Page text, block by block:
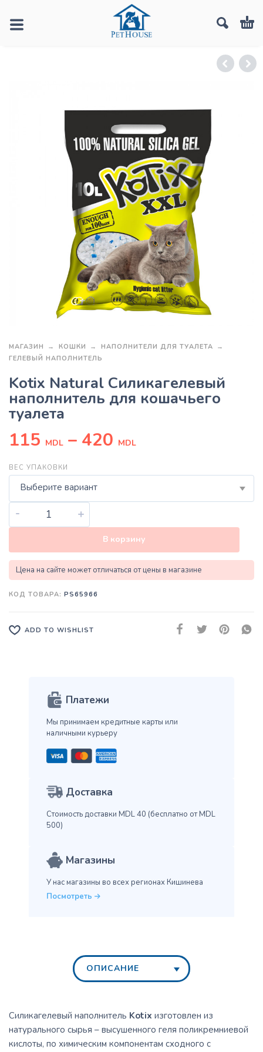
МАГАЗИН КОШКИ
НАПОЛНИТЕЛИ ДЛЯ ТУАЛЕТА
ГЕЛЕВЫЙ НАПОЛНИТЕЛЬ
Kotix Natural Силикагелевый
наполнитель для кошачьего
туалета
115 MDL – 420 MDL
ВЕС УПАКОВКИ
Выберите вариант
- +
В корзину
Цена на сайте может отличаться от цены в магазине
КОД ТОВАРА: PS65966
ADD TO WISHLIST
Платежи
Мы принимаем кредитные карты или
наличными курьеру
Доставка
Стоимость доставки MDL 40 (бесплатно от MDL
500)
Магазины
У нас магазины во всех регионах Кишинева
Посмотреть
ОПИСАНИЕ
Силикагелевый наполнитель Kotix изготовлен из
натурального сырья – высушенного геля поликремниевой
кислоты, по химическим компонентам сходного с